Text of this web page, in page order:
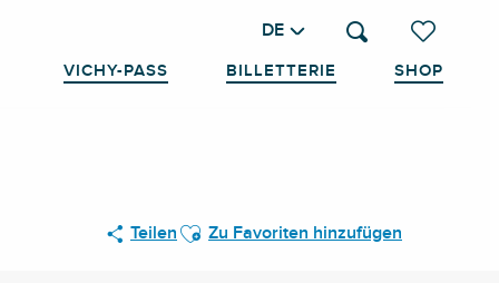
Voir les
Suche
DE
VICHY-PASS BILLETTERIE SHOP
Teilen Ajouter aux favoris
Zu Favoriten hinzufügen